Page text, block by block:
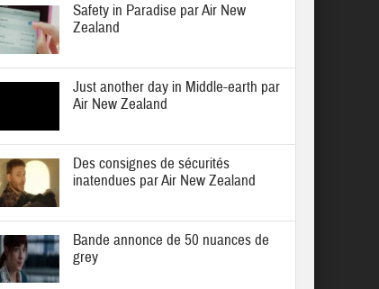
Safety in Paradise par Air New
Zealand
Just another day in Middle-earth par
Air New Zealand
Des consignes de sécurités
inatendues par Air New Zealand
Bande annonce de 50 nuances de
grey